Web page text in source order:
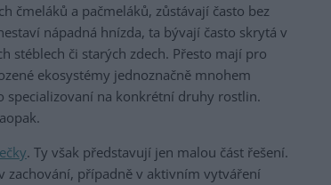
čmeláků a pačmeláků, zůstávají často bez
nápadná hnízda, ta bývají často skrytá v
stéblech či starých zdech. Přesto mají pro
ekosystémy jednoznačně mnohem
specializovaní na konkrétní druhy rostlin.
. Ty však představují jen malou část řešení.
zachování, případně v aktivním vytváření